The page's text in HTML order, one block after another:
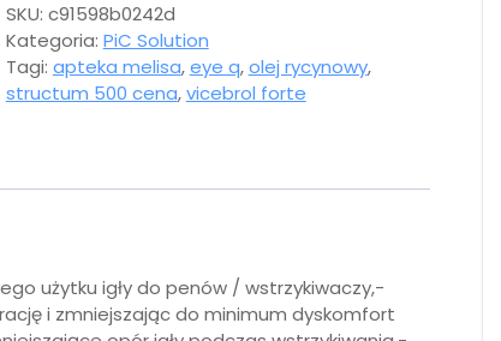
SKU: c91598b0242d
Kategoria: PiC Solution
Tagi: apteka melisa,eye q,olej rycynowy,
structum 500 cena,vicebrol forte
użytku igły do penów / wstrzykiwaczy,-
i zmniejszając do minimum dyskomfort